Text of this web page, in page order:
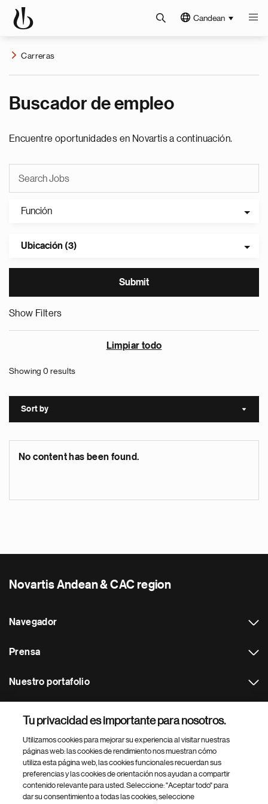
Candean
Carreras
Buscador de empleo
Encuentre oportunidades en Novartis a continuación.
Función
Ubicación (3)
Show Filters
Limpiar todo
Showing 0 results
Sort by Sort
No content has been found.
Novartis Andean & CAC region
Navegador
Prensa
Nuestro portafolio
Footer Site Search
Tu privacidad es importante para nosotros.
Utilizamos cookies para mejorar su experiencia al visitar nuestras
páginas web: las cookies de rendimiento nos muestran cómo
utiliza esta página web, las cookies funcionales recuerdan sus
preferencias y las cookies de orientación nos ayudan a compartir
contenido relevante para usted. Seleccione: "Aceptar todo" para
dar su consentimiento a todas las cookies, seleccione